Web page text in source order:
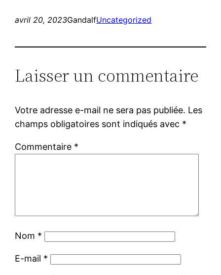
avril 20, 2023GandalfUncategorized
Laisser un commentaire
Votre adresse e-mail ne sera pas publiée. Les
champs obligatoires sont indiqués avec *
Commentaire *
Nom *
E-mail *